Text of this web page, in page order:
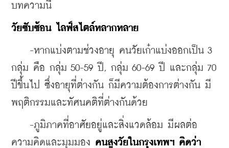
บทความนี้
วัยซับซ้อน ไลฟ์สไตล์หลากหลาย
-หากแบ่งตามช่วงอายุ คนวัยเก๋าแบ่งออกเป็น 3
กลุ่ม คือ กลุ่ม 50-59 ปี, กลุ่ม 60-69 ปี และกลุ่ม 70
ปีขึ้นไป ซึ่งอายุที่ต่างกัน ก็มีความต้องการต่างกัน มี
พฤติกรรมและทัศนคติที่ต่างกันด้วย
-ภูมิภาคที่อาศัยอยู่และสิ่งแวดล้อม มีผลต่อ
ความคิดและมุมมอง คนสูงวัยในกรุงเทพฯ คิดว่า